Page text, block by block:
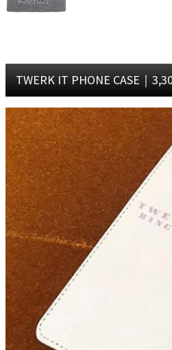
TWERK IT PHONE CASE｜